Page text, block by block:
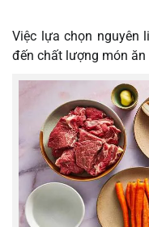
Việc lựa chọn nguyên
đến chất lượng món